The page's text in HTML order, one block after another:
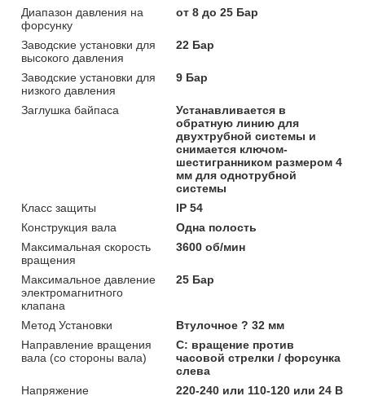
Диапазон давления на
форсунку
от 8 до 25 Бар
Заводские установки для
высокого давления
22 Бар
Заводские установки для
низкого давления
9 Бар
Заглушка байпаса
Устанавливается в
обратную линию для
двухтрубной системы и
снимается ключом-
шестигранником размером 4
мм для однотрубной
системы
Класс защиты
IP 54
Конструкция вала
Одна полость
Максимальная скорость
вращения
3600 об/мин
Максимальное давление
электромагнитного
клапана
25 Бар
Метод Установки
Втулочное ? 32 мм
Направление вращения
вала (со стороны вала)
C: вращение против
часовой стрелки / форсунка
слева
Напряжение
220-240 или 110-120 или 24 В